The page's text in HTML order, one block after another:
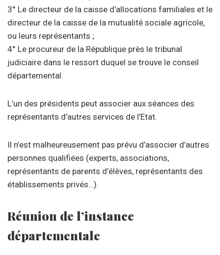
3° Le directeur de la caisse d’allocations familiales et le
directeur de la caisse de la mutualité sociale agricole,
ou leurs représentants ;
4° Le procureur de la République près le tribunal
judiciaire dans le ressort duquel se trouve le conseil
départemental.
L’un des présidents peut associer aux séances des
représentants d’autres services de l’Etat.
Il n’est malheureusement pas prévu d’associer d’autres
personnes qualifiées (experts, associations,
représentants de parents d’élèves, représentants des
établissements privés…).
Réunion de l’instance
départementale